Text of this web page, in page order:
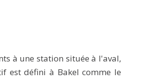
à une station située à l'aval,
est défini à Bakel comme le